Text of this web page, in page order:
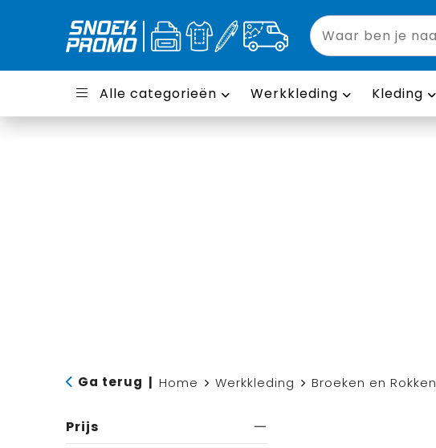
Alle categorieën Werkkleding Kleding
Ga terug Home Werkkleding Broeken en Rokken
Prijs